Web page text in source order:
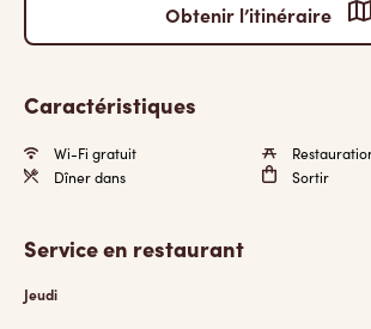
Obtenir l’itinéraire
Caractéristiques
Wi-Fi gratuit
Dîner dans
Sortir
Service en restaurant
Jeudi